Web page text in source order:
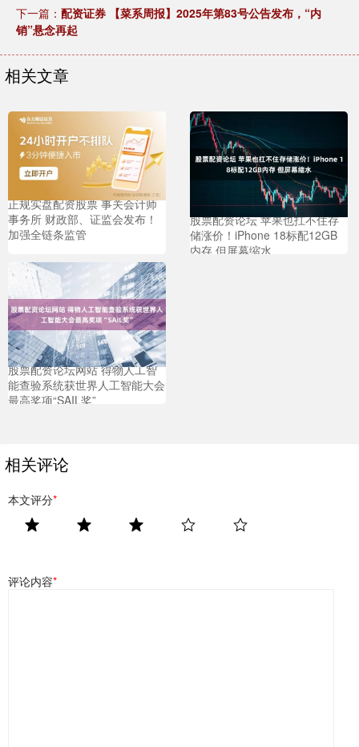
下一篇： 配资证券 【菜系周报】2025年第83号公告发布，“内
销”悬念再起
相关文章
正规实盘配资股票 事关会计师
事务所 财政部、证监会发布！
加强全链条监管
股票配资论坛 苹果也扛不住存
储涨价！iPhone 18标配12GB
内存 但屏幕缩水
股票配资论坛网站 得物人工智
能查验系统获世界人工智能大会
最高奖项“SAIL奖”
相关评论
本文评分*
评论内容*